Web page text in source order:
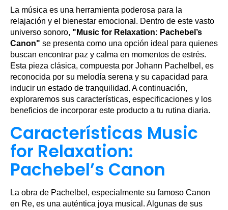
La música es una herramienta poderosa para la
relajación y el bienestar emocional. Dentro de este vasto
universo sonoro, "Music for Relaxation: Pachebel’s
Canon" se presenta como una opción ideal para quienes
buscan encontrar paz y calma en momentos de estrés.
Esta pieza clásica, compuesta por Johann Pachelbel, es
reconocida por su melodía serena y su capacidad para
inducir un estado de tranquilidad. A continuación,
exploraremos sus características, especificaciones y los
beneficios de incorporar este producto a tu rutina diaria.
Características Music
for Relaxation:
Pachebel’s Canon
La obra de Pachelbel, especialmente su famoso Canon
en Re, es una auténtica joya musical. Algunas de sus